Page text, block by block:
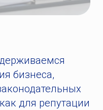
бизнеса,
для репутации